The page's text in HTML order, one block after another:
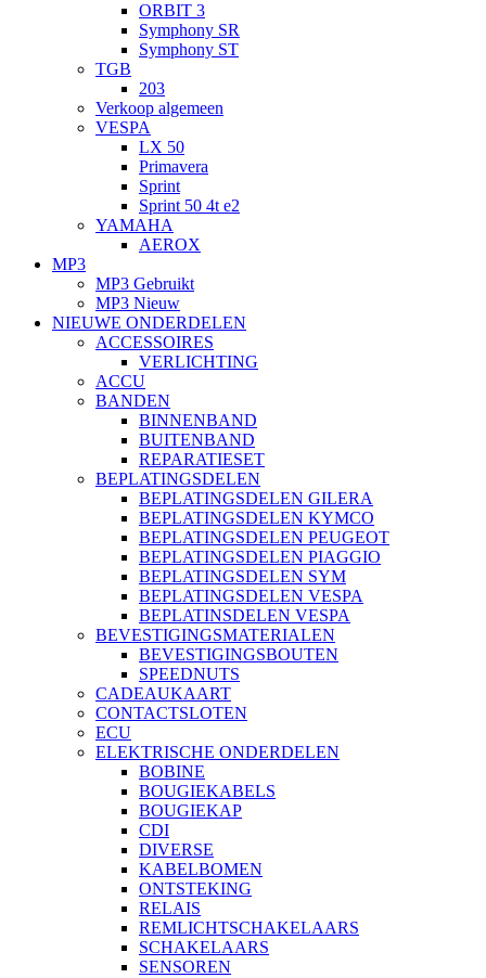
ORBIT 3
Symphony SR
Symphony ST
TGB
203
Verkoop algemeen
VESPA
LX 50
Primavera
Sprint
Sprint 50 4t e2
YAMAHA
AEROX
MP3
MP3 Gebruikt
MP3 Nieuw
NIEUWE ONDERDELEN
ACCESSOIRES
VERLICHTING
ACCU
BANDEN
BINNENBAND
BUITENBAND
REPARATIESET
BEPLATINGSDELEN
BEPLATINGSDELEN GILERA
BEPLATINGSDELEN KYMCO
BEPLATINGSDELEN PEUGEOT
BEPLATINGSDELEN PIAGGIO
BEPLATINGSDELEN SYM
BEPLATINGSDELEN VESPA
BEPLATINSDELEN VESPA
BEVESTIGINGSMATERIALEN
BEVESTIGINGSBOUTEN
SPEEDNUTS
CADEAUKAART
CONTACTSLOTEN
ECU
ELEKTRISCHE ONDERDELEN
BOBINE
BOUGIEKABELS
BOUGIEKAP
CDI
DIVERSE
KABELBOMEN
ONTSTEKING
RELAIS
REMLICHTSCHAKELAARS
SCHAKELAARS
SENSOREN